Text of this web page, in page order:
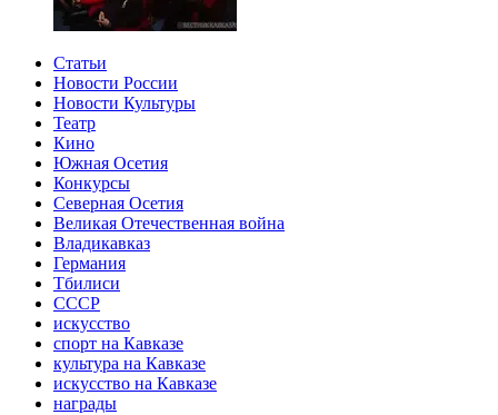
Статьи
Новости России
Новости Культуры
Театр
Кино
Южная Осетия
Конкурсы
Северная Осетия
Великая Отечественная война
Владикавказ
Германия
Тбилиси
СССР
искусство
спорт на Кавказе
культура на Кавказе
искусство на Кавказе
награды